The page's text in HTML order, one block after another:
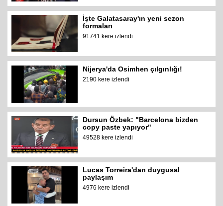
İşte Galatasaray'ın yeni sezon
formaları
91741 kere izlendi
Nijerya'da Osimhen çılgınlığı!
2190 kere izlendi
Dursun Özbek: "Barcelona bizden
copy paste yapıyor"
49528 kere izlendi
Lucas Torreira'dan duygusal
paylaşım
4976 kere izlendi